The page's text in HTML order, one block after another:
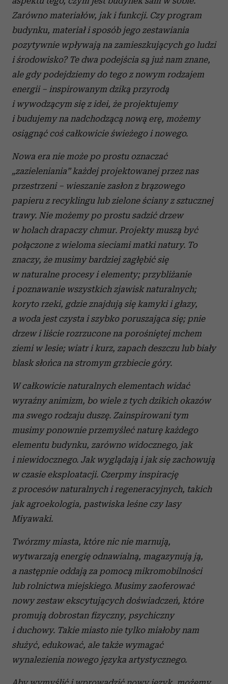
korzystasz z naszej witryny, udostępniamy partnerom
społecznościowym, reklamowym i analitycznym.
Partnerzy mogą połączyć te informacje z innymi danymi
otrzymanymi od Ciebie lub uzyskanymi podczas
korzystania z ich usług.
Zarówno materiałów, jak i funkcji. Czy program
budynku, materiał i sposób jego zestawiania
pozytywnie wpływają na zamieszkujących go ludzi
i środowisko? Te dwa podejścia są już nam znane,
ale gdy podejdziemy do tego z nowym rodzajem
energii – inspirowanym dziką przyrodą
i wywodzącym się z idei, że projektujemy
i budujemy na nadchodzącą nową erę, możemy
osiągnąć coś całkowicie świeżego i nowego.
Nowa era nie może po prostu oznaczać
„zazieleniania” każdej projektowanej przez nas
przestrzeni – wieszanie zasłon z brązowego
papieru z recyklingu lub zielone ściany z sztucznej
trawy. Nie możemy po prostu sadzić drzew
w holach drapaczy chmur. Projekty muszą być
połączone z wieloma sieciami matki natury. To
znaczy, że musimy bardziej zagłębić się
w naturalne procesy i elementy; przybliżanie
i poznawanie wszystkich zjawisk naturalnych;
koryto rzeki, gdzie znajdują się kamyki i głazy,
a woda jest czysta i szybko poruszająca się; pnie
drzew i liście rozrzucone na porośniętej mchem
ziemi w lesie; wiatr i kurz, zapach deszczu lub biały
blask słońca na stromym grzbiecie góry.
W całkowicie naturalnych elementach widać
wyraźny animizm, bo wiele z tych dzikich okazów
ma swego rodzaju duszę. Zainspirowani tym
musimy ponownie przemyśleć naturę każdego
elementu budynku, zarówno widocznego, jak
i niewidocznego. Jak wyglądają i jak się zachowują
w czasie eksploatacji. Czerpmy inspirację
z procesów naturalnych i regeneracyjnych, takich
jak agroekologia, pastwiska leśne czy lasy
Miyawaki.
Twórzmy miasta, które nic nie marnują,
wytwarzają energię odnawialną, magazynują ją,
a następnie oddają za pomocą mikromobilności
lub rolnictwa miejskiego. Musimy zaoferować
nowy zestaw ekscytujących doświadczeń, które
promują dobrostan fizyczny, psychiczny
i duchowy. Takie miasto nie tylko miałoby nam
służyć, edukować, ale także wymagać
wynalezienia nowego języka artystycznego.